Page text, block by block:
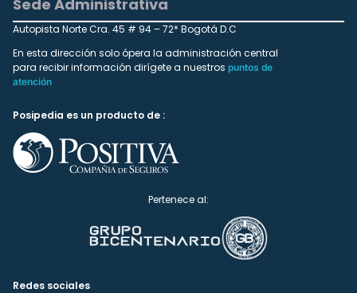
Sede Administrativa
Autopista Norte Cra. 45 # 94 – 72* Bogotá D.C
En esta dirección solo ópera la administración central
para recibir información dirígete a nuestros puntos de
atención
Posipedia es un producto de :
Pertenece al:
Redes sociales